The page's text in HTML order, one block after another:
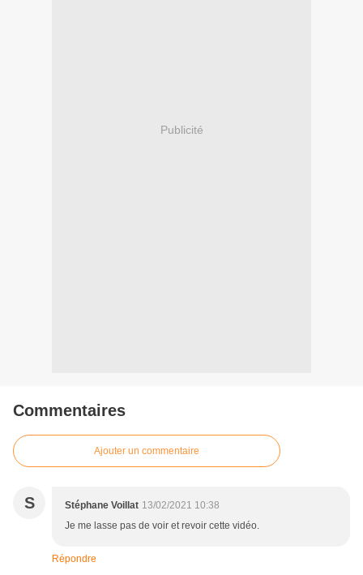
Publicité
Commentaires
Ajouter un commentaire
S Stéphane Voillat 13/02/2021 10:38
Je me lasse pas de voir et revoir cette vidéo.
Répondre